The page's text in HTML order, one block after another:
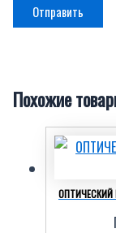
Похожие
ОПТИЧЕСКИЙ